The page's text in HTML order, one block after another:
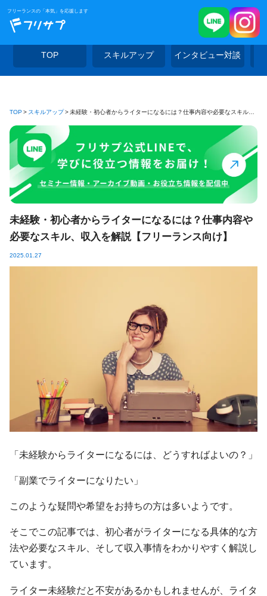
フリーランスの「本気」を応援します
TOP スキルアップ インタビュー対談
TOP スキルアップ 未経験・初心者からライターになるには？仕事内容や必要なスキル、収入を解説【フリーランス向け】
未経験・初心者からライターになるには？仕事内容や
必要なスキル、収入を解説【フリーランス向け】
2025.01.27
「未経験からライターになるには、どうすればよいの？」
「副業でライターになりたい」
このような疑問や希望をお持ちの方は多いようです。
そこでこの記事では、初心者がライターになる具体的な方
法や必要なスキル、そして収入事情をわかりやすく解説し
ています。
ライター未経験だと不安があるかもしれませんが、ライタ